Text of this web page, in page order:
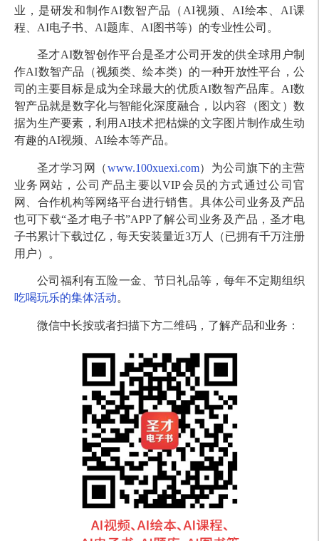
业，是研发和制作AI数智产品（AI视频、AI绘本、AI课
程、AI电子书、AI题库、AI图书等）的专业性公司。
圣才AI数智创作平台是圣才公司开发的供全球用户制
作AI数智产品（视频类、绘本类）的一种开放性平台，公
司的主要目标是成为全球最大的优质AI数智产品库。AI数
智产品就是数字化与智能化深度融合，以内容（图文）数
据为生产要素，利用AI技术把枯燥的文字图片制作成生动
有趣的AI视频、AI绘本等产品。
圣才学习网（www.100xuexi.com）为公司旗下的主营
业务网站，公司产品主要以VIP会员的方式通过公司官
网、合作机构等网络平台进行销售。具体公司业务及产品
也可下载“圣才电子书”APP了解公司业务及产品，圣才电
子书累计下载过亿，每天安装量近3万人（已拥有千万注册
用户）。
公司福利有五险一金、节日礼品等，每年不定期组织
吃喝玩乐的集体活动。
微信中长按或者扫描下方二维码，了解产品和业务：